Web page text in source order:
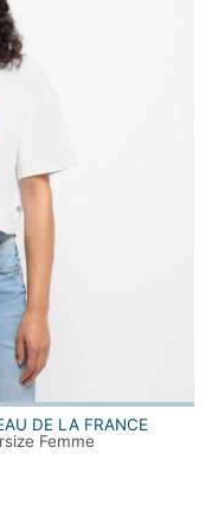
DE LA FRANCE
Femme